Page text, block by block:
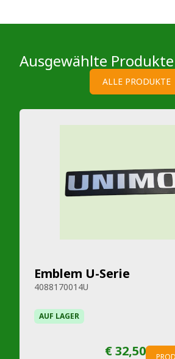
Ausgewählte Produkte
ALLE PRODUKTE
Emblem U-Serie
4088170014U
AUF LAGER
€ 32,50